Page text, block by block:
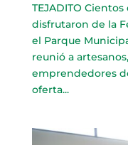
TEJADITO
disfrutaron de la
el Parque
reunió a
emprendedores
oferta...